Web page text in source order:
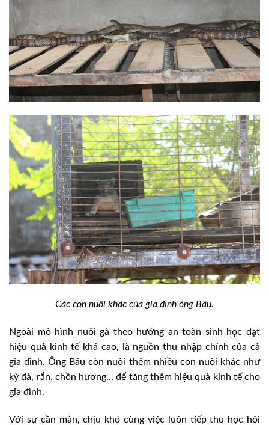
Các con nuôi khác của gia đình ông Báu.
Ngoài mô hình nuôi gà theo hướng an toàn sinh học đạt
hiệu quả kinh tế khá cao, là nguồn thu nhập chính của cả
gia đình. Ông Báu còn nuôi thêm nhiều con nuôi khác như
kỳ đà, rắn, chồn hương… để tăng thêm hiệu quả kinh tế cho
gia đình.
Với sự cần mẫn, chịu khó cùng việc luôn tiếp thu học hỏi